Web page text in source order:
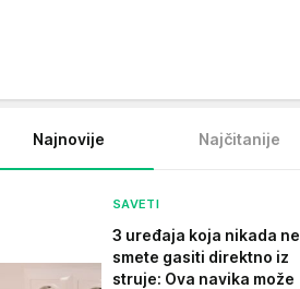
Najnovije Najčitanije
SAVETI
3 uređaja koja nikada ne
smete gasiti direktno iz
struje: Ova navika može